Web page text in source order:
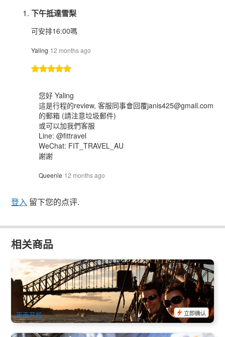
下午抵達雪梨
可安排16:00嗎
Yaling 12 months ago
您好 Yaling
這是行程的review, 客服同事會回覆janis425@gmail.com
的郵箱 (請注意垃圾郵件)
或可以加我們客服
Line: @fittravel
WeChat: FIT_TRAVEL_AU
謝謝
Queenie 12 months ago
登入 留下您的点评.
相关商品
爱之船巡航 | 悉尼港高帆船晚餐 (Sydney Harbour Tall Ship
Dinner Cruise)
78 已预订
AUD $102.00 109.00
SYD04129
天天开船
立即确认